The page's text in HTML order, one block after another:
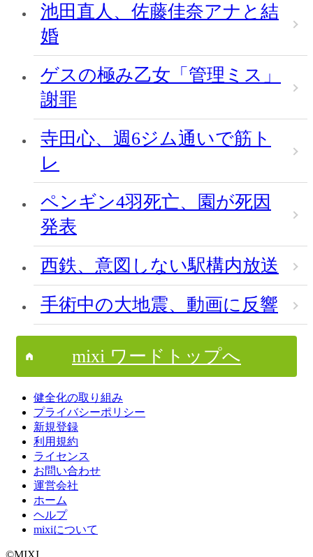
池田直人、佐藤佳奈アナと結
婚
ゲスの極み乙女「管理ミス」
謝罪
寺田心、週6ジム通いで筋ト
レ
ペンギン4羽死亡、園が死因
発表
西鉄、意図しない駅構内放送
手術中の大地震、動画に反響
mixi ワードトップへ
健全化の取り組み
プライバシーポリシー
新規登録
利用規約
ライセンス
お問い合わせ
運営会社
ホーム
ヘルプ
mixiについて